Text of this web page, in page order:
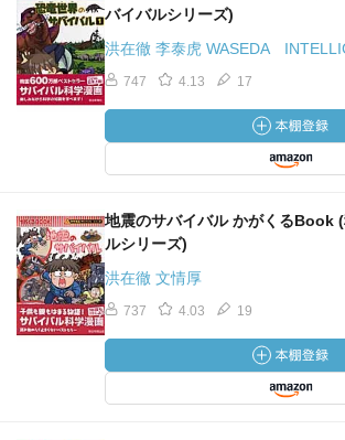
バイバルシリーズ)
洪在徹 李泰虎 WASEDA
747 4.13 17
地震のサバイバル かがくるBook
ルシリーズ)
洪在徹 文情厚
737 4.03 19